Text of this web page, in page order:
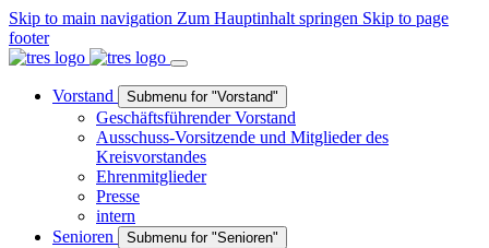
Skip to main navigation Zum Hauptinhalt springen Skip to page
footer
Vorstand Submenu for "Vorstand"
Geschäftsführender Vorstand
Ausschuss-Vorsitzende und Mitglieder des
Kreisvorstandes
Ehrenmitglieder
Presse
intern
Senioren
Submenu for "Senioren"